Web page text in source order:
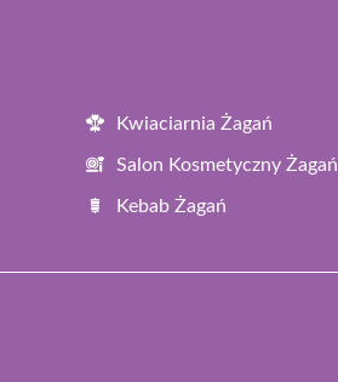
Kwiaciarnia Żagań
Salon Kosmetyczny Żagań
Kebab Żagań